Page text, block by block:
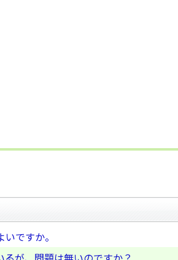
ですか。